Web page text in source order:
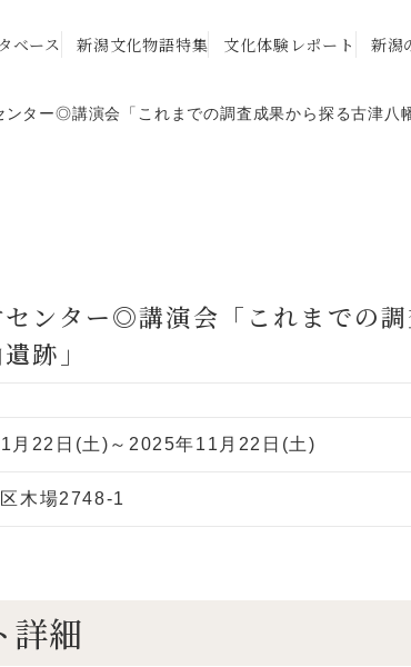
ベース 新潟文化物語特集 文化体験レポート 新潟
ンター◎講演会「これまでの調査成果から探る古津八
ンター◎講演会「これまでの
跡」
月22日(土)～2025年11月22日(土)
木場2748-1
詳細